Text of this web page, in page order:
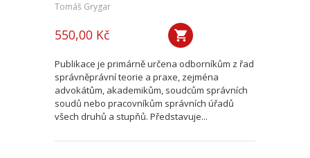
Tomáš Grygar
550,00 Kč
Publikace je primárně určena odborníkům z řad
správněprávní teorie a praxe, zejména
advokátům, akademikům, soudcům správních
soudů nebo pracovníkům správních úřadů
všech druhů a stupňů. Představuje...